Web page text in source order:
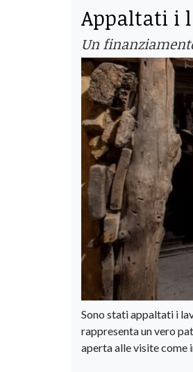
Appaltati i
Un
Sono stati appaltati i
rappresenta un vero
aperta alle visite come